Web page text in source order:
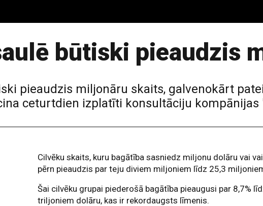
būtiski pieaudzis
pieaudzis miljonāru skaits, galvenokārt
ceturtdien izplatīti konsultāciju kompānijas
Cilvēku skaits, kuru bagātība sasniedz miljonu dolāru vai
pērn pieaudzis par teju diviem miljoniem līdz 25,3
Šai cilvēku grupai piederošā bagātība pieaugusi par 8,7%
triljoniem dolāru, kas ir rekordaugsts līmenis.